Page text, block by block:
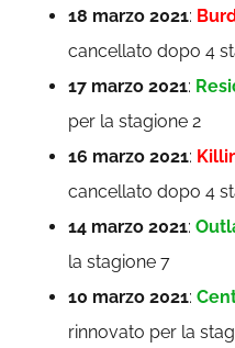
18 marzo 2021:
cancellato dopo 4
17 marzo 2021:
per la stagione 2
16 marzo 2021:
cancellato dopo 4
14 marzo 2021:
la stagione 7
10 marzo 2021:
rinnovato per la